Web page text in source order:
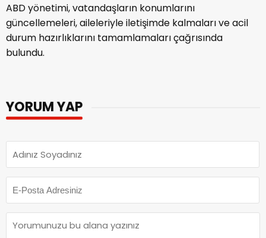
ABD yönetimi, vatandaşların konumlarını
güncellemeleri, aileleriyle iletişimde kalmaları ve acil
durum hazırlıklarını tamamlamaları çağrısında
bulundu.
YORUM YAP